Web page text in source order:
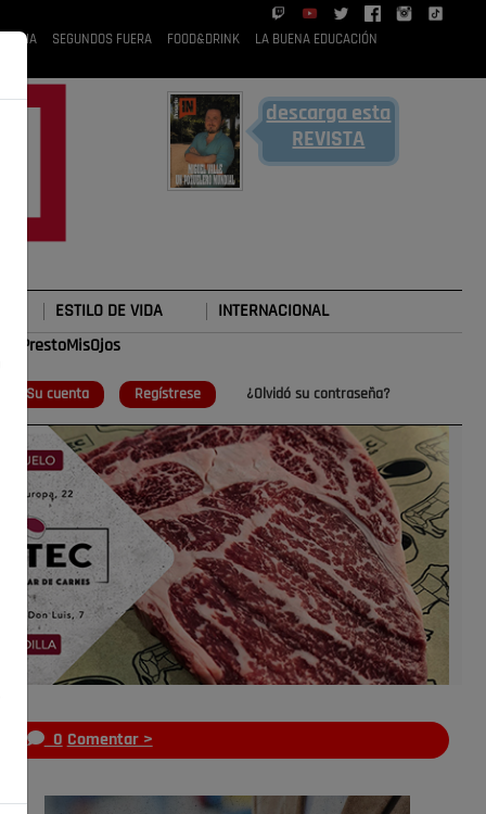
RUBIA SEGUNDOS FUERA FOOD&DRINK
LA BUENA EDUCACIÓN
descarga esta
REVISTA
ESTILO DE VIDA INTERNACIONAL
#TePrestoMisOjos
Su cuenta Regístrese ¿Olvidó su contraseña?
0 Comentar >